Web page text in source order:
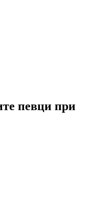
певци при